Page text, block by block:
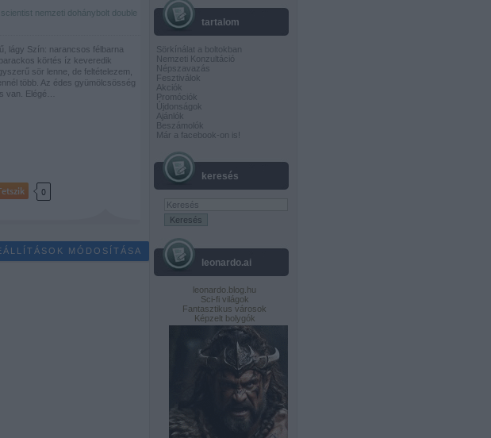
tartalom
Sörkínálat a boltokban
Nemzeti Konzultáció
Népszavazás
Fesztiválok
Akciók
Promóciók
Újdonságok
Ajánlók
Beszámolók
Már a facebook-on is!
keresés
leonardo.ai
leonardo.blog.hu
Sci-fi világok
Fantasztikus városok
Képzelt bolygók
nemzeti dohánybolt double
lágy Szín: narancsos félbarna
körtés íz keveredik
sör lenne, de feltételezem,
több. Az édes gyümölcsösség
van. Elégé…
0
MÓDOSÍTÁSA